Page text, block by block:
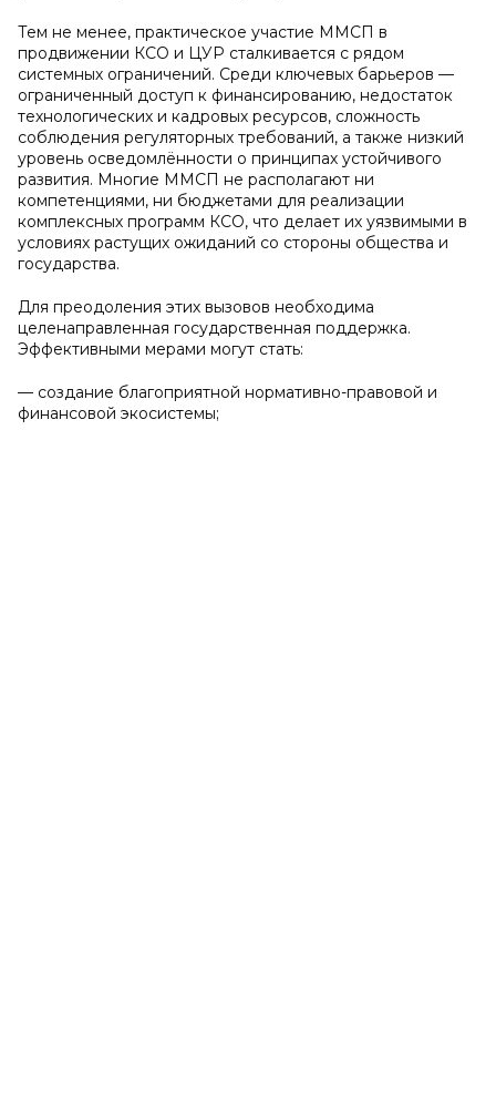
Тем не менее, практическое участие ММСП в
продвижении КСО и ЦУР сталкивается с рядом
системных ограничений. Среди ключевых барьеров —
ограниченный доступ к финансированию, недостаток
технологических и кадровых ресурсов, сложность
соблюдения регуляторных требований, а также низкий
уровень осведомлённости о принципах устойчивого
развития. Многие ММСП не располагают ни
компетенциями, ни бюджетами для реализации
комплексных программ КСО, что делает их уязвимыми в
условиях растущих ожиданий со стороны общества и
государства.
Для преодоления этих вызовов необходима
целенаправленная государственная поддержка.
Эффективными мерами могут стать:
— создание благоприятной нормативно-правовой и
финансовой экосистемы;